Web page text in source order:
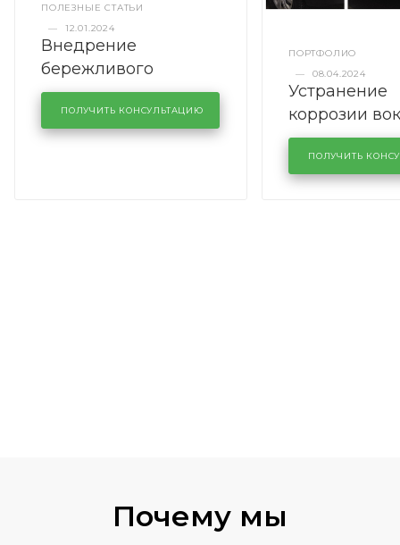
ПОЛЕЗНЫЕ СТАТЬИ
—
12.01.2024
Внедрение
бережливого
производства в
кузовном сервисе
KUTUZOVV
ПОЛУЧИТЬ КОНСУЛЬТАЦИЮ
ПОРТФОЛИО
—
08.04.2024
Устранение
коррозии
лобового
районе
Volkswagen
ПОЛУЧИТЬ
Почему мы